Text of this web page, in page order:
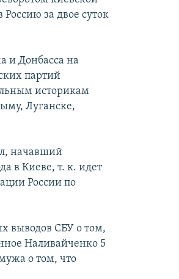
за двое суток
и Донбасса на
партий
историкам
Луганске,
начавший
в Киеве, т. к. идет
России по
выводов СБУ о том,
Наливайченко 5
о том, что